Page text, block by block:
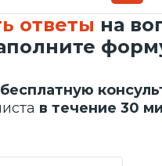
ответы на
бесплатную
в течение 30